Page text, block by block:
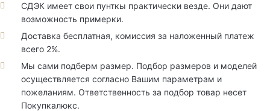
СДЭК имеет свои пунткы практически везде. Они дают
возможность примерки.
Доставка бесплатная, комиссия за наложенный платеж
всего 2%.
Мы сами подберм размер. Подбор размеров и моделей
осуществляется согласно Вашим параметрам и
пожеланиям. Ответственность за подбор товар несет
Покупкалюкс.